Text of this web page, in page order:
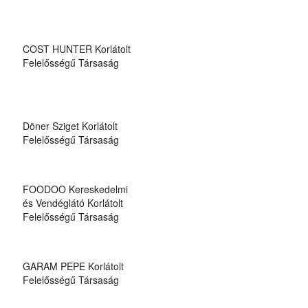
COST HUNTER Korlátolt
Felelősségű Társaság
Döner Sziget Korlátolt
Felelősségű Társaság
FOODOO Kereskedelmi
és Vendéglátó Korlátolt
Felelősségű Társaság
GARAM PEPE Korlátolt
Felelősségű Társaság